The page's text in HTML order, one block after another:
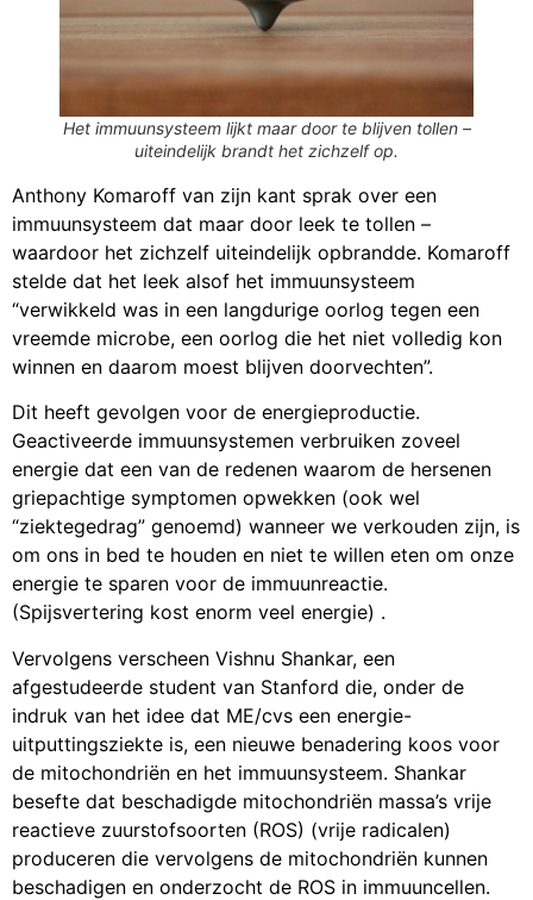
Het immuunsysteem lijkt maar door te blijven tollen –
uiteindelijk brandt het zichzelf op.
Anthony Komaroff van zijn kant sprak over een
immuunsysteem dat maar door leek te tollen –
waardoor het zichzelf uiteindelijk opbrandde. Komaroff
stelde dat het leek alsof het immuunsysteem
“verwikkeld was in een langdurige oorlog tegen een
vreemde microbe, een oorlog die het niet volledig kon
winnen en daarom moest blijven doorvechten”.
Dit heeft gevolgen voor de energieproductie.
Geactiveerde immuunsystemen verbruiken zoveel
energie dat een van de redenen waarom de hersenen
griepachtige symptomen opwekken (ook wel
“ziektegedrag” genoemd) wanneer we verkouden zijn, is
om ons in bed te houden en niet te willen eten om onze
energie te sparen voor de immuunreactie.
(Spijsvertering kost enorm veel energie) .
Vervolgens verscheen Vishnu Shankar, een
afgestudeerde student van Stanford die, onder de
indruk van het idee dat ME/cvs een energie-
uitputtingsziekte is, een nieuwe benadering koos voor
de mitochondriën en het immuunsysteem. Shankar
besefte dat beschadigde mitochondriën massa’s vrije
reactieve zuurstofsoorten (ROS) (vrije radicalen)
produceren die vervolgens de mitochondriën kunnen
beschadigen en onderzocht de ROS in immuuncellen.